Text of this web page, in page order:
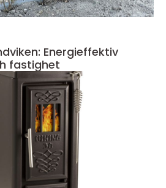
Energieffektiv
fastighet